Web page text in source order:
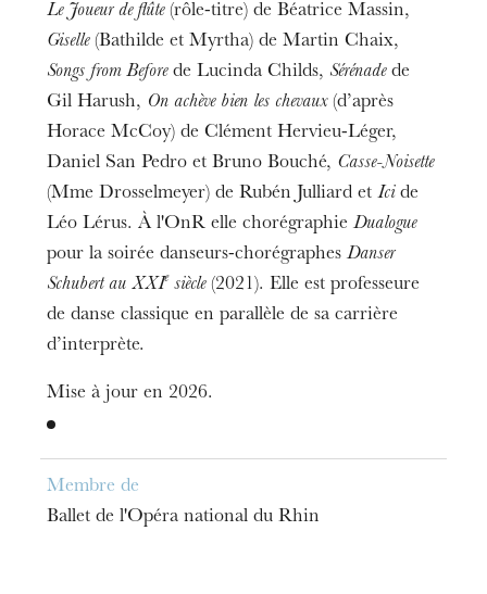
Le Joueur de flûte(rôle-titre) de Béatrice Massin,
Giselle(Bathilde et Myrtha) de Martin Chaix,
Songs from Beforede Lucinda Childs, Sérénadede
Gil Harush, On achève bien les chevaux(d’après
Horace McCoy) de Clément Hervieu-Léger,
Daniel San Pedro et Bruno Bouché, Casse-Noisette
(Mme Drosselmeyer) de Rubén Julliard etIci de
Léo Lérus. À l'OnR elle chorégraphieDualogue
pour la soirée danseurs-chorégraphesDanser
Schubert au XXIe siècle(2021). Elle est professeure
de danse classique en parallèle de sa carrière
d’interprète.
Mise à jour en 2026.
Membre de
Ballet de l'Opéra national du Rhin